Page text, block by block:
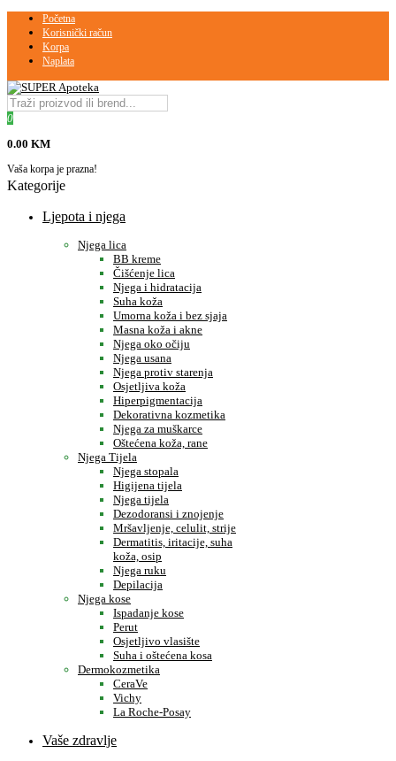
Početna
Korisnički račun
Korpa
Naplata
0
0.00 KM
Vaša korpa je prazna!
Kategorije
Ljepota i njega
Njega lica
BB kreme
Čišćenje lica
Njega i hidratacija
Suha koža
Umorna koža i bez sjaja
Masna koža i akne
Njega oko očiju
Njega usana
Njega protiv starenja
Osjetljiva koža
Hiperpigmentacija
Dekorativna kozmetika
Njega za muškarce
Oštećena koža, rane
Njega Tijela
Njega stopala
Higijena tijela
Njega tijela
Dezodoransi i znojenje
Mršavljenje, celulit, strije
Dermatitis, iritacije, suha
koža, osip
Njega ruku
Depilacija
Njega kose
Ispadanje kose
Perut
Osjetljivo vlasište
Suha i oštećena kosa
Dermokozmetika
CeraVe
Vichy
La Roche-Posay
Vaše zdravlje